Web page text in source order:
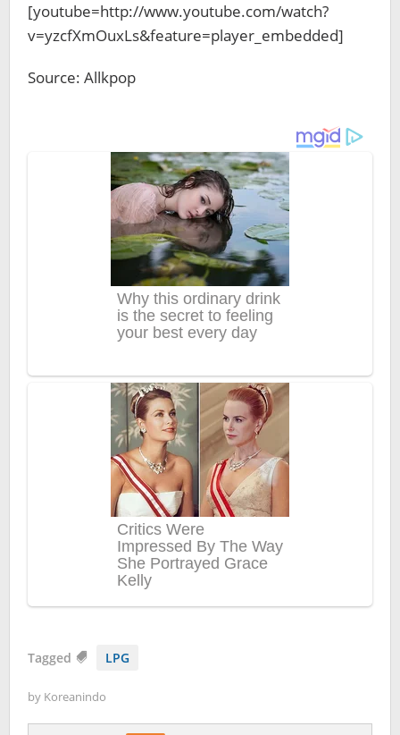
[youtube=http://www.youtube.com/watch?
v=yzcfXmOuxLs&feature=player_embedded]
Source: Allkpop
Tagged LPG
by Koreanindo